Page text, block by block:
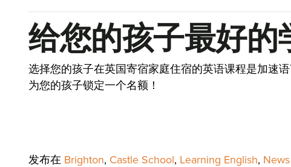
给您的孩子最好的
选择您的孩子在英国寄宿家庭住宿的英语课程是加速
为您的孩子锁定一个名额！
发布在 Brighton, Castle School, Learning English, News